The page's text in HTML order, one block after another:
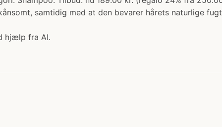
samtidig med at den bevarer hårets naturlige
hjælp fra AI.